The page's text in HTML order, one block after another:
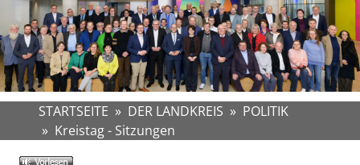
STARTSEITE » DER LANDKREIS » POLITIK
» Kreistag - Sitzungen